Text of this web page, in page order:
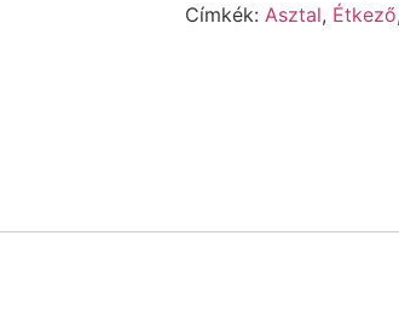
Címkék: Asztal, Étkező,